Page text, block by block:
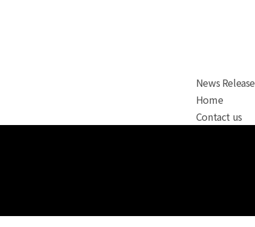
News Release
Home
Contact us